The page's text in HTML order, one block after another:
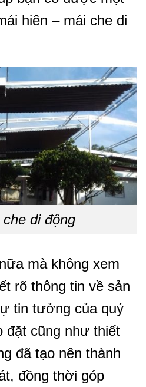
hiên – mái che di
di động
mà không xem
rõ thông tin về sản
tin tưởng của quý
đặt cũng như thiết
đã tạo nên thành
đồng thời góp